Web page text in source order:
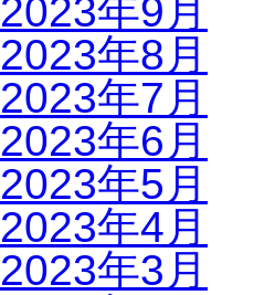
2023年9月
2023年8月
2023年7月
2023年6月
2023年5月
2023年4月
2023年3月